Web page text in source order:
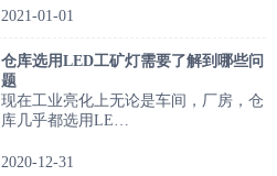
2021-01-01
仓库选用LED工矿灯需要了解到哪些问
题
现在工业亮化上无论是车间，厂房，仓
库几乎都选用LE…
2020-12-31